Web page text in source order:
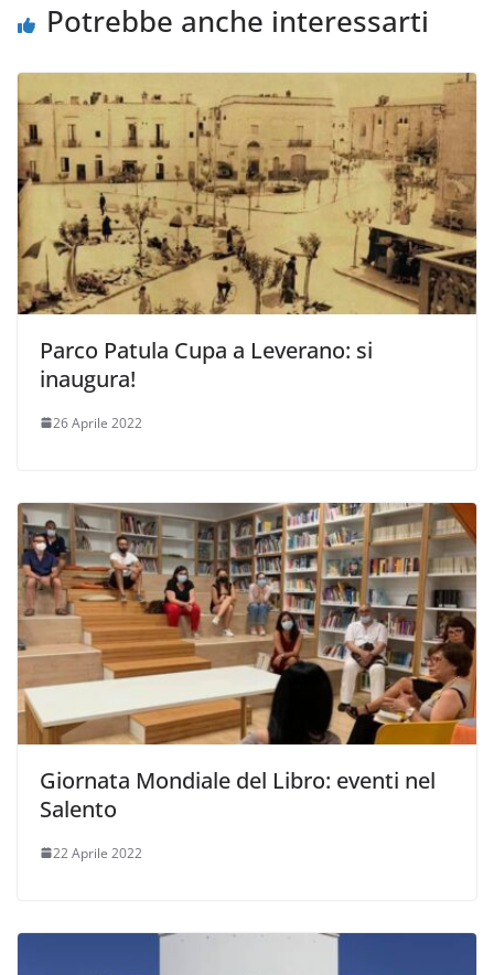
Potrebbe anche interessarti
Parco Patula Cupa a Leverano: si
inaugura!
26 Aprile 2022
Giornata Mondiale del Libro: eventi nel
Salento
22 Aprile 2022